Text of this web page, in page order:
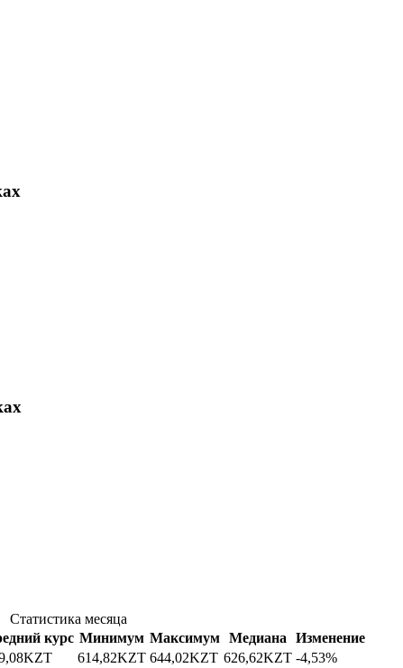
Статистика месяца
курс Минимум Максимум Медиана
Изменение
KZT 614,82KZT 644,02KZT 626,62KZT -4,53%